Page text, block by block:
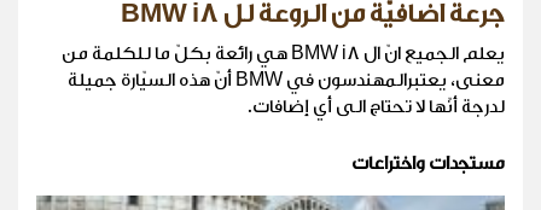
جرعة اضافيّة من الروعة لل BMW i8
يعلم الجميع انّ ال BMW i8 هي رائعة بكلّ ما للكلمة من
معنى، يعتبرالمهندسون في BMW أنّ هذه السيّارة جميلة
لدرجة أنّها لا تحتاج الى أي إضافات.
مستجدات واختراعات